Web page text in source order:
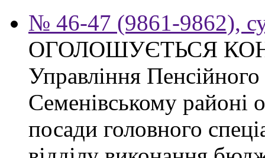
№ 46-47 (9861-9862),
ОГОЛОШУЄТЬСЯ
Управління
Семенівському районі
посади головного